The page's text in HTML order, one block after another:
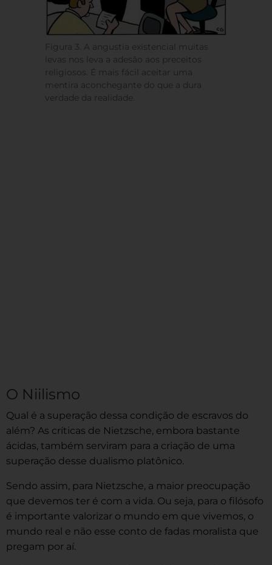
Figura 3. A angustia existencial muitas
levas nos leva a adesão aos preceitos
religiosos. É mais fácil aceitar uma
mentira aconchegante do que a dura
verdade da realidade.
O Niilismo
Qual é a superação dessa condição de escravos do
além? As críticas de Nietzsche, embora bastante
ácidas, também serviram para a criação de uma
superação desse dualismo platônico.
Sendo assim, para Nietzsche, a maior preocupação
que devemos ter é com a vida. Ou seja, para o filósofo
é importante valorizar o mundo em que vivemos, o
mundo real e não esse conto de fadas moralista que
pregam por aí.